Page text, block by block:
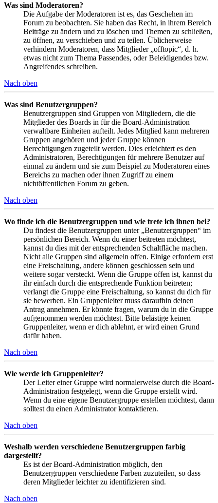
Was sind Moderatoren?
Die Aufgabe der Moderatoren ist es, das Geschehen im
Forum zu beobachten. Sie haben das Recht, in ihrem Bereich
Beiträge zu ändern und zu löschen und Themen zu schließen,
zu öffnen, zu verschieben und zu teilen. Üblicherweise
verhindern Moderatoren, dass Mitglieder „offtopic“, d. h.
etwas nicht zum Thema Passendes, oder Beleidigendes bzw.
Angreifendes schreiben.
Nach oben
Was sind Benutzergruppen?
Benutzergruppen sind Gruppen von Mitgliedern, die die
Mitglieder des Boards in für die Board-Administration
verwaltbare Einheiten aufteilt. Jedes Mitglied kann mehreren
Gruppen angehören und jeder Gruppe können
Berechtigungen zugeteilt werden. Dies erleichtert es den
Administratoren, Berechtigungen für mehrere Benutzer auf
einmal zu ändern und sie zum Beispiel zu Moderatoren eines
Bereichs zu machen oder ihnen Zugriff zu einem
nichtöffentlichen Forum zu geben.
Nach oben
Wo finde ich die Benutzergruppen und wie trete ich ihnen bei?
Du findest die Benutzergruppen unter „Benutzergruppen“ im
persönlichen Bereich. Wenn du einer beitreten möchtest,
kannst du dies mit der entsprechenden Schaltfläche machen.
Nicht alle Gruppen sind allgemein offen. Einige erfordern erst
eine Freischaltung, andere können geschlossen sein und
weitere sogar versteckt. Wenn die Gruppe offen ist, kannst du
ihr einfach durch die entsprechende Funktion beitreten;
verlangt die Gruppe eine Freischaltung, so kannst du dich für
sie bewerben. Ein Gruppenleiter muss daraufhin deinen
Antrag annehmen. Er könnte fragen, warum du in die Gruppe
aufgenommen werden möchtest. Bitte belästige keinen
Gruppenleiter, wenn er dich ablehnt, er wird einen Grund
dafür haben.
Nach oben
Wie werde ich Gruppenleiter?
Der Leiter einer Gruppe wird normalerweise durch die Board-
Administration festgelegt, wenn die Gruppe erstellt wird.
Wenn du eine eigene Benutzergruppe erstellen möchtest, dann
solltest du einen Administrator kontaktieren.
Nach oben
Weshalb werden verschiedene Benutzergruppen farbig
dargestellt?
Es ist der Board-Administration möglich, den
Benutzergruppen verschiedene Farben zuzuteilen, so dass
deren Mitglieder leichter zu identifizieren sind.
Nach oben